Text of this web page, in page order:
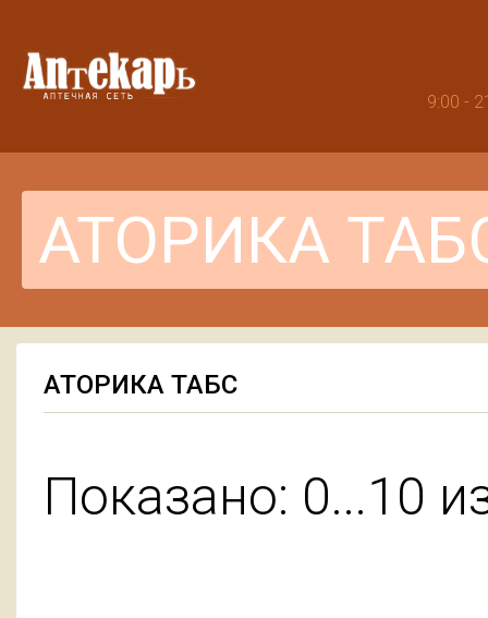
9:00 -
АТОРИКА ТАБС
Показано: 0...10